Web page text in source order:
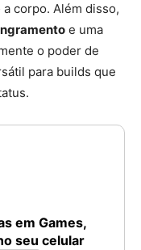
corpo. Além disso,
e uma
o poder de
para builds que
em Games,
seu celular